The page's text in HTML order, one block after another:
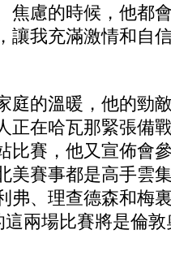
焦慮的時候，他都
讓我充滿激情和自
的溫暖，他的勁
正在哈瓦那緊張備
比賽，他又宣佈會
美賽事都是高手雲
弗、理查德森和梅
兩場比賽將是倫